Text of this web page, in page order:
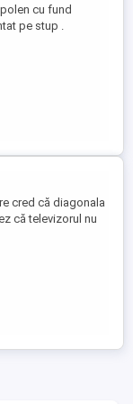
cu fund
pe stup .
cred că diagonala
că televizorul nu